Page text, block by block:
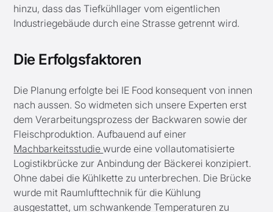
hinzu, dass das Tiefkühllager vom eigentlichen
Industriegebäude durch eine Strasse getrennt wird.
Die Erfolgsfaktoren
Die Planung erfolgte bei IE Food konsequent von innen
nach aussen. So widmeten sich unsere Experten erst
dem Verarbeitungsprozess der Backwaren sowie der
Fleischproduktion. Aufbauend auf einer
Machbarkeitsstudiewurde eine vollautomatisierte
Logistikbrücke zur Anbindung der Bäckerei konzipiert.
Ohne dabei die Kühlkette zu unterbrechen. Die Brücke
wurde mit Raumlufttechnik für die Kühlung
ausgestattet, um schwankende Temperaturen zu